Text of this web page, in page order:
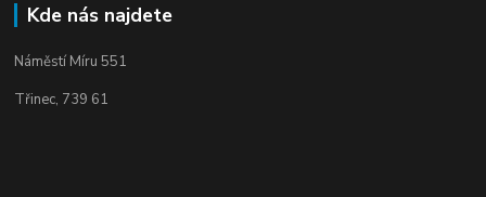
Kde nás najdete
Náměstí Míru 551
Třinec, 739 61